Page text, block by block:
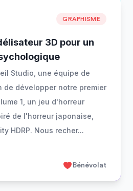
GRAPHISME
3D pour un
Studio, une équipe de
de développer notre premier
1, un jeu d'horreur
de l'horreur japonaise,
HDRP. Nous recher...
Bénévolat